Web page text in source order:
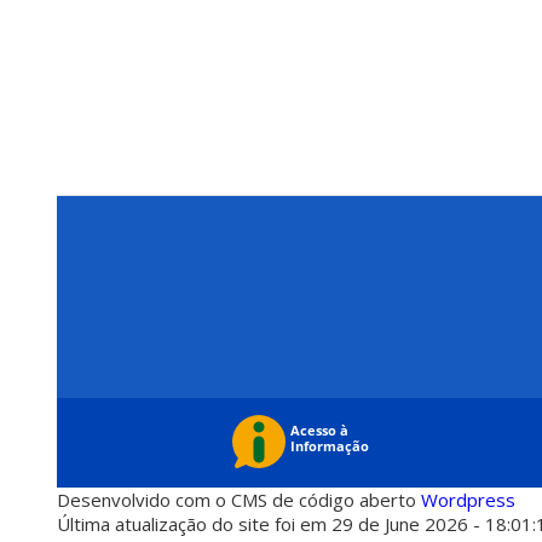
Desenvolvido com o CMS de código aberto Wordpress
Última atualização do site foi em 29 de June 2026 -